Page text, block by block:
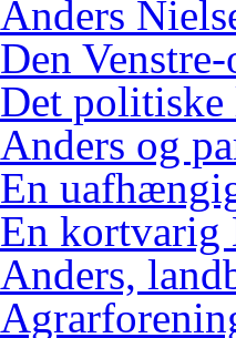
Anders
Den
Det politiske
Anders og
En
En kortvarig
Anders,